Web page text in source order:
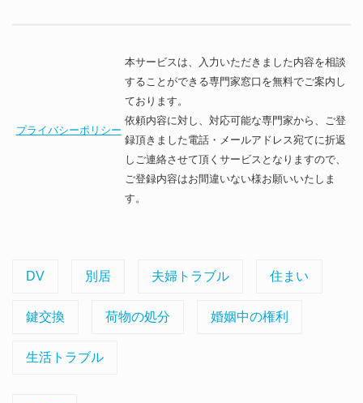
プライバシーポリシー
本サービスは、入力いただきました内容を相談
することができる専門家窓口を無料でご案内し
ております。
依頼内容に対し、対応可能な専門家から、ご登
録頂きました電話・メールアドレス宛てに折返
しご連絡させて頂くサービスとなりますので、
ご登録内容はお間違いない様お願いいたしま
す。
DV 別居 夫婦トラブル 住まい
鍵交換 荷物の処分 婚姻中の権利
生活トラブル